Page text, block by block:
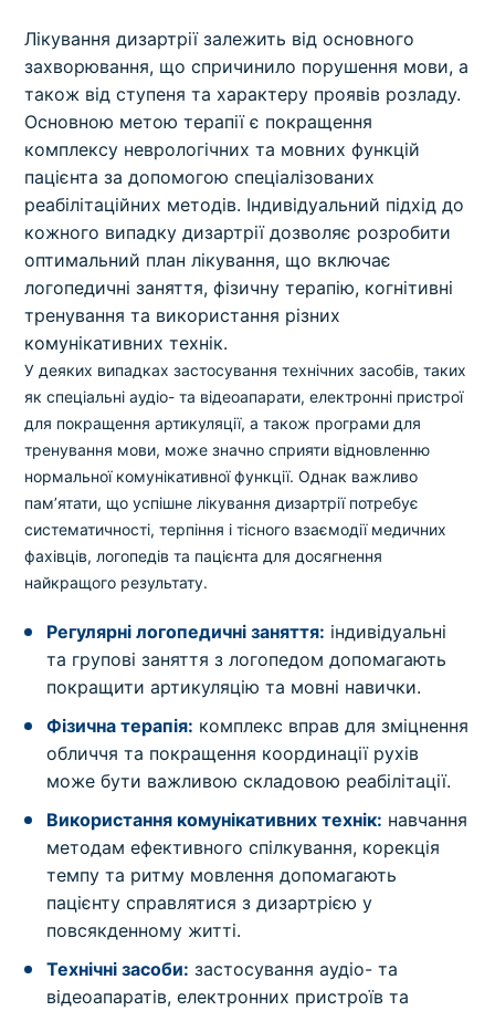
Лікування дизартрії залежить від основного
захворювання, що спричинило порушення мови, а
також від ступеня та характеру проявів розладу.
Основною метою терапії є покращення
комплексу неврологічних та мовних функцій
пацієнта за допомогою спеціалізованих
реабілітаційних методів. Індивідуальний підхід до
кожного випадку дизартрії дозволяє розробити
оптимальний план лікування, що включає
логопедичні заняття, фізичну терапію, когнітивні
тренування та використання різних
комунікативних технік.
У деяких випадках застосування технічних засобів, таких
як спеціальні аудіо- та відеоапарати, електронні пристрої
для покращення артикуляції, а також програми для
тренування мови, може значно сприяти відновленню
нормальної комунікативної функції. Однак важливо
пам’ятати, що успішне лікування дизартрії потребує
систематичності, терпіння і тісного взаємодії медичних
фахівців, логопедів та пацієнта для досягнення
найкращого результату.
Регулярні логопедичні заняття: індивідуальні
та групові заняття з логопедом допомагають
покращити артикуляцію та мовні навички.
Фізична терапія: комплекс вправ для зміцнення
обличчя та покращення координації рухів
може бути важливою складовою реабілітації.
Використання комунікативних технік: навчання
методам ефективного спілкування, корекція
темпу та ритму мовлення допомагають
пацієнту справлятися з дизартрією у
повсякденному житті.
Технічні засоби: застосування аудіо- та
відеоапаратів, електронних пристроїв та